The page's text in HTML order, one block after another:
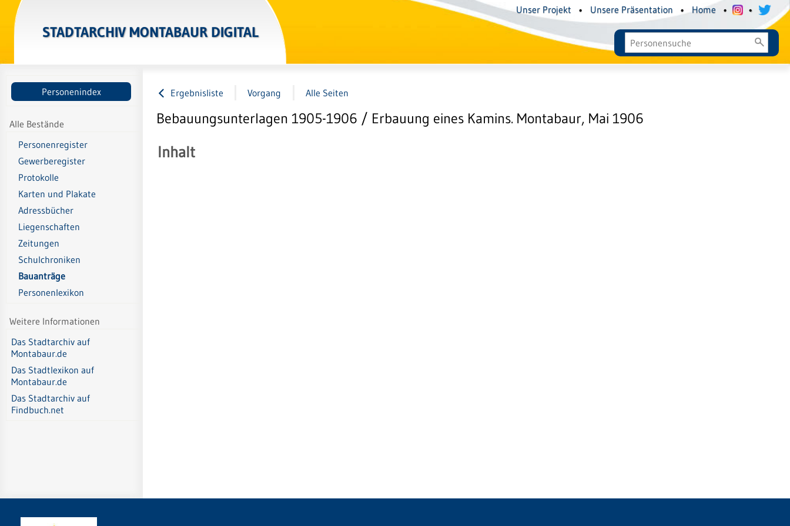
STADTARCHIV MONTABAUR DIGITAL
Unser Projekt • Unsere Präsentation • Home • •
Personenindex
Alle Bestände
Personenregister
Gewerberegister
Protokolle
Karten und Plakate
Adressbücher
Liegenschaften
Zeitungen
Schulchroniken
Bauanträge
Personenlexikon
Weitere Informationen
Das Stadtarchiv auf
Montabaur.de
Das Stadtlexikon auf
Montabaur.de
Das Stadtarchiv auf
Findbuch.net
Ergebnisliste Vorgang Alle Seiten
Bebauungsunterlagen 1905-1906 / Erbauung eines Kamins. Montabaur, Mai 1906
Inhalt